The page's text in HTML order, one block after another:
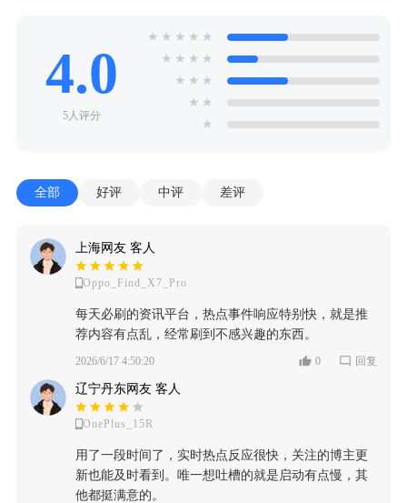
4.0
5人评分
★ ★ ★ ★ ★
★ ★ ★ ★
★ ★ ★
★ ★
★
全部 好评 中评 差评
上海网友 客人
Oppo_Find_X7_Pro
每天必刷的资讯平台，热点事件响应特别快，就是推
荐内容有点乱，经常刷到不感兴趣的东西。
2026/6/17 4:50:20 0 回复
辽宁丹东网友 客人
OnePlus_15R
用了一段时间了，实时热点反应很快，关注的博主更
新也能及时看到。唯一想吐槽的就是启动有点慢，其
他都挺满意的。